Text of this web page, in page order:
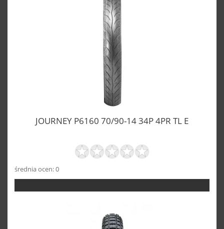
JOURNEY P6160 70/90-14 34P 4PR TL E
średnia ocen: 0